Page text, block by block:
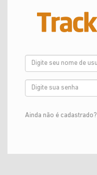
Ainda não é cadastrado?